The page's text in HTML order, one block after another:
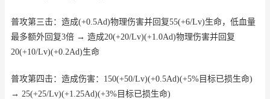
普攻第三击：造成(+0.5Ad)物理伤害并回复55(+6/Lv)生命，低血量
最多额外回复3倍 → 造成20(+20/Lv)(+1.0Ad)物理伤害并回复
20(+10/Lv)(+0.2Ad)生命
普攻第四击：造成伤害：150(+50/Lv)(+0.5Ad)(+5%目标已损生命)
→ 25(+25/Lv)(+1.25Ad)(+3%目标已损生命)